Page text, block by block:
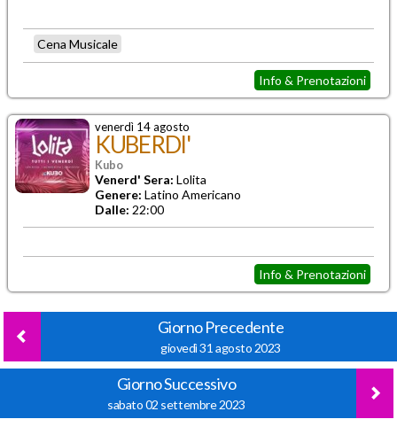
Cena Musicale
Info & Prenotazioni
venerdì 14 agosto
KUBERDI'
Kubo
Venerd' Sera: Lolita
Genere: Latino Americano
Dalle: 22:00
Info & Prenotazioni
Giorno Precedente
giovedì 31 agosto 2023
Giorno Successivo
sabato 02 settembre 2023